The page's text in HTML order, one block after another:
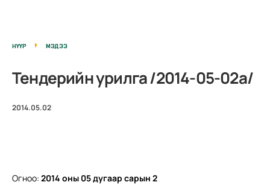
НҮҮР МЭДЭЭ
Тендерийн урилга /2014-05-02а/
2014.05.02
Огноо: 2014 оны 05дугаар сарын 2